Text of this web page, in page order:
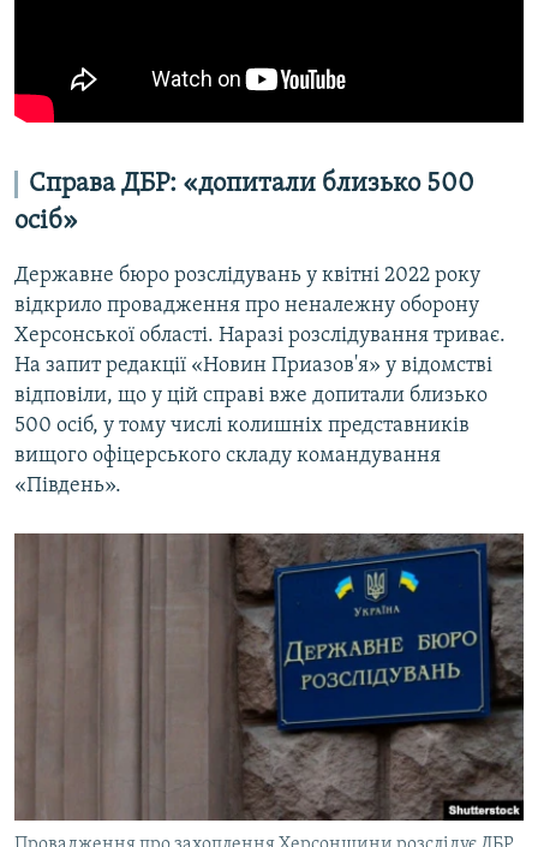
Справа ДБР: «допитали близько 500
осіб»
Державне бюро розслідувань у квітні 2022 року
відкрило провадження про неналежну оборону
Херсонської області. Наразі розслідування триває.
На запит редакції «Новин Приазов'я» у відомстві
відповіли, що у цій справі вже допитали близько
500 осіб, у тому числі колишніх представників
вищого офіцерського складу командування
«Південь».